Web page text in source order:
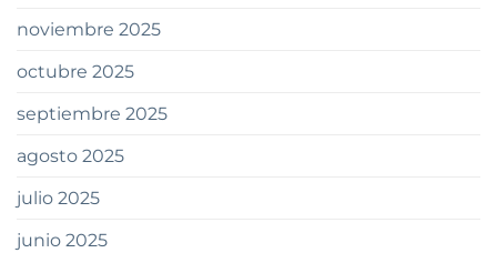
noviembre 2025
octubre 2025
septiembre 2025
agosto 2025
julio 2025
junio 2025